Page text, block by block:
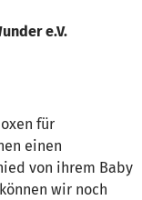
e.V.
für
einen
von ihrem Baby
wir noch